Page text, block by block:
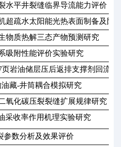
水平井裂缝临界导流能力评价
超疏水太阳能光热表面制备及防
物质热解三态产物预测研究
吸附性能评价实验研究
页岩油储层压后返排支撑剂回流规
油藏-井筒耦合模拟研究
氧化碳压裂裂缝扩展规律研究
采收率作用机理实验研究
参数分析及效果评价